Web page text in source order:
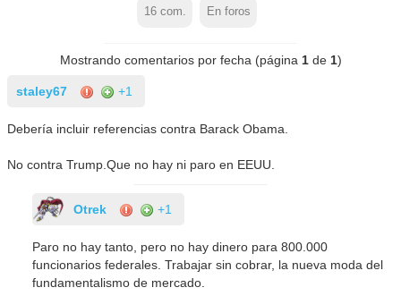
16com. En foros
Mostrando comentarios por fecha (página 1de 1)
staley67 +1
Debería incluir referencias contra Barack Obama.
No contra Trump.Que no hay ni paro en EEUU.
Otrek +1
Paro no hay tanto, pero no hay dinero para 800.000
funcionarios federales. Trabajar sin cobrar, la nueva moda del
fundamentalismo de mercado.